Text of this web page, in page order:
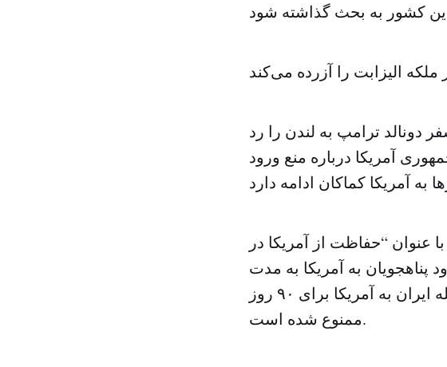
دونالد ترامپ به لندن را رد
آمریکا درباره منع ورود
عنوان “حفاظت از آمریکا در
به آمریکا به مدت
چهار ماه معلق شد و بازدید شهروندان هفت کشور از جمله ایران به آمریکا برای ۹۰ روز
ممنوع شده است.